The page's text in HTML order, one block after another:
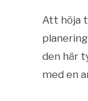
Att höja
den här
med en